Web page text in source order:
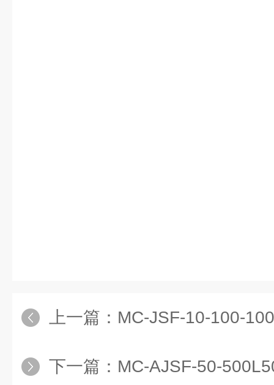
上一篇： MC-JSF-10-100-1000L10-
下一篇： MC-AJSF-50-500L50-